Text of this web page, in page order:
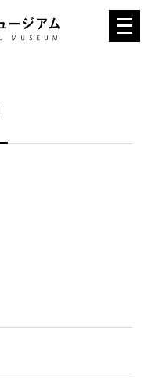
メ
ニ